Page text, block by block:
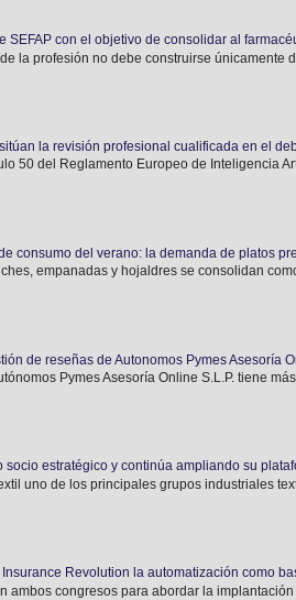
SEFAP con el objetivo de consolidar al
la profesión no debe construirse únicamente
la revisión profesional cualificada en el
50 del Reglamento Europeo de Inteligencia
consumo del verano: la demanda de platos
empanadas y hojaldres se consolidan
de reseñas de Autonomos Pymes Asesoría
Pymes Asesoría Online S.L.P. tiene
estratégico y continúa ampliando su
uno de los principales grupos industriales
Revolution la automatización como
congresos para abordar la implantación